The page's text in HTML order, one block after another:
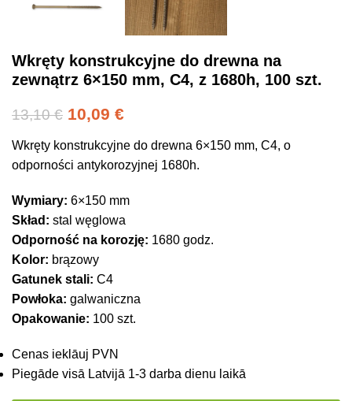
Wkręty konstrukcyjne do drewna na
zewnątrz 6×150 mm, C4, z 1680h, 100 szt.
13,10€ 10,09 €
Wkręty konstrukcyjne do drewna 6×150 mm, C4, o
odporności antykorozyjnej 1680h.
Wymiary: 6×150 mm
Skład: stal węglowa
Odporność na korozję: 1680 godz.
Kolor: brązowy
Gatunek stali: C4
Powłoka: galwaniczna
Opakowanie: 100 szt.
Cenas ieklāuj PVN
Piegāde visā Latvijā 1-3 darba dienu laikā